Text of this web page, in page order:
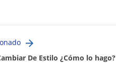
De Estilo ¿Cómo lo hago?